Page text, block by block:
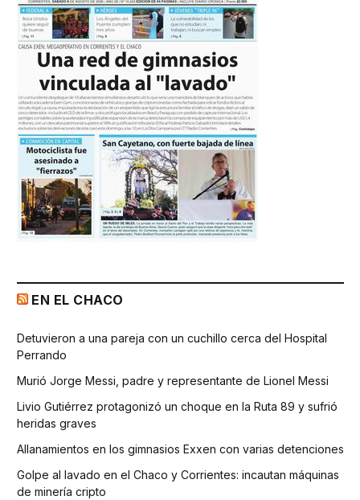
EN EL CHACO
Detuvieron a una pareja con un cuchillo cerca del Hospital
Perrando
Murió Jorge Messi, padre y representante de Lionel Messi
Livio Gutiérrez protagonizó un choque en la Ruta 89 y sufrió
heridas graves
Allanamientos en los gimnasios Exxen con varias detenciones
Golpe al lavado en el Chaco y Corrientes: incautan máquinas
de minería cripto